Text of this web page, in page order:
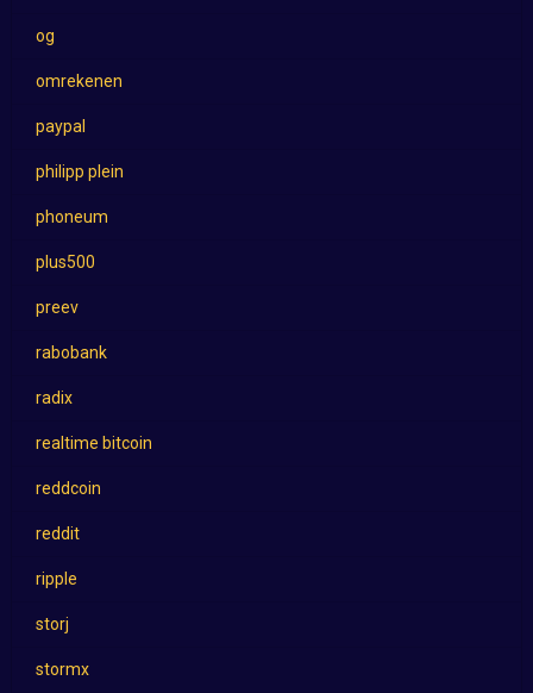
og
omrekenen
paypal
philipp plein
phoneum
plus500
preev
rabobank
radix
realtime bitcoin
reddcoin
reddit
ripple
storj
stormx